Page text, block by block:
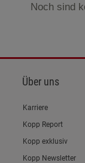
Noch sind
Über uns
Karriere
Kopp Report
Kopp exklusiv
Kopp Newsletter